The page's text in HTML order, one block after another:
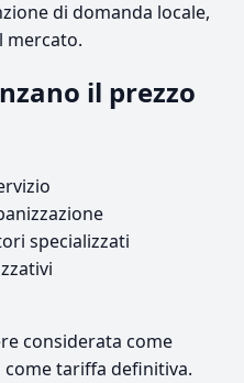
di domanda locale,
mercato.
il prezzo
specializzati
considerata come
tariffa definitiva.